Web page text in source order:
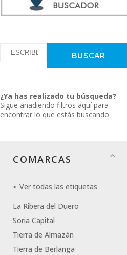
¿Ya has realizado tu búsqueda?
Sigue añadiendo filtros aquí para
encontrar lo que estás buscando.
COMARCAS
Ver todas las etiquetas
La Ribera del Duero
Soria Capital
Tierra de Almazán
Tierra de Berlanga